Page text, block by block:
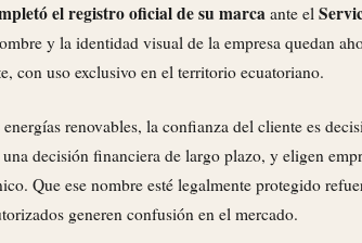
el registro oficial de su marca ante el
y la identidad visual de la empresa quedan
con uso exclusivo en el territorio ecuatoriano.
renovables, la confianza del cliente es
decisión financiera de largo plazo, y eligen
Que ese nombre esté legalmente protegido
generen confusión en el mercado.